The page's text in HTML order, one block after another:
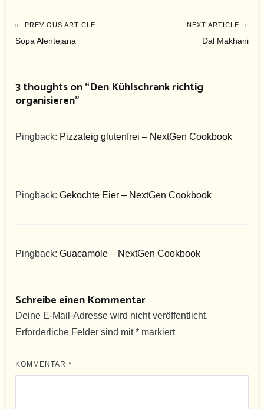
Beitragsnavigation
PREVIOUS ARTICLE
Sopa Alentejana
NEXT ARTICLE
Dal Makhani
3 thoughts on “Den Kühlschrank richtig
organisieren”
Pingback: Pizzateig glutenfrei – NextGen Cookbook
Pingback:Gekochte Eier – NextGen Cookbook
Pingback:Guacamole – NextGen Cookbook
Schreibe einen Kommentar
Deine E-Mail-Adresse wird nicht veröffentlicht.
Erforderliche Felder sind mit* markiert
KOMMENTAR*